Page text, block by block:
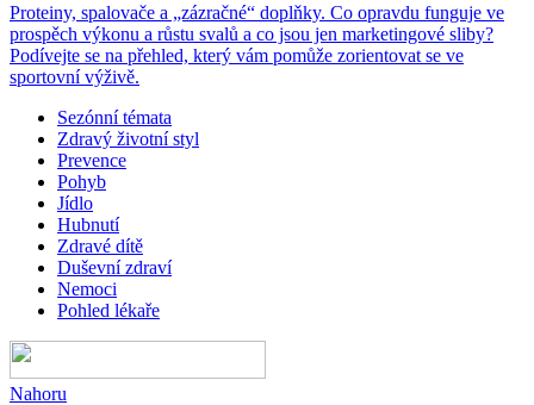
Proteiny, spalovače a „zázračné“ doplňky. Co opravdu funguje ve
prospěch výkonu a růstu svalů a co jsou jen marketingové sliby?
Podívejte se na přehled, který vám pomůže zorientovat se ve
sportovní výživě.
Sezónní témata
Zdravý životní styl
Prevence
Pohyb
Jídlo
Hubnutí
Zdravé dítě
Duševní zdraví
Nemoci
Pohled lékaře
Nahoru